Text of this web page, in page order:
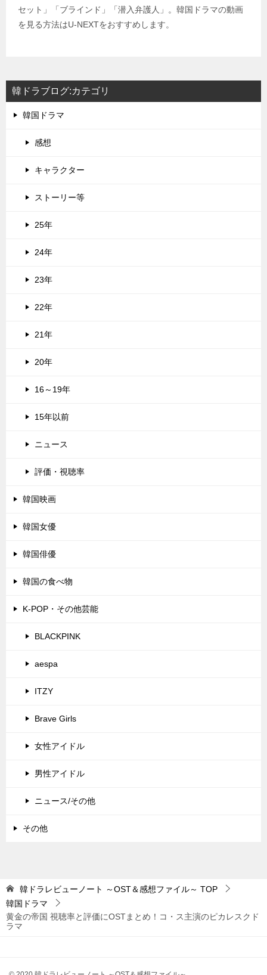
セット」「ブラインド」「潜入弁護人」。韓国ドラマの動画
を見る方法はU-NEXTをおすすめします。
韓ドラブログ:カテゴリ
韓国ドラマ
感想
キャラクター
ストーリー等
25年
24年
23年
22年
21年
20年
16～19年
15年以前
ニュース
評価・視聴率
韓国映画
韓国女優
韓国俳優
韓国の食べ物
K-POP・その他芸能
BLACKPINK
aespa
ITZY
Brave Girls
女性アイドル
男性アイドル
ニュース/その他
その他
韓ドラレビューノート ～OST＆感想ファイル～ TOP
韓国ドラマ
黄金の帝国 視聴率と評価にOSTまとめ！コ・ス主演のピカレスクド
ラマ